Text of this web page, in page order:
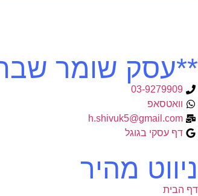
**עסק שומר
03-9279909
וואטסאפ
h.shivuk5@gmail.com
דף עסקי בגוגל
ניווט מהיר
דף הבית